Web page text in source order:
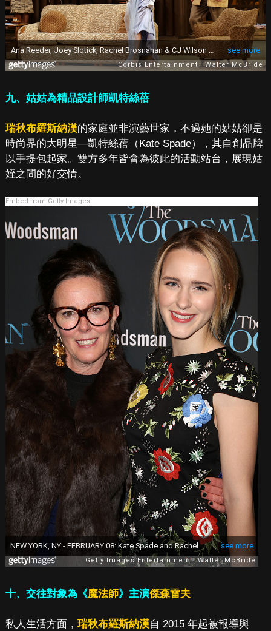
九、姑姑為精品設計師凱特絲蓓
瑞秋布羅斯納漢的家庭並非演藝世家，不過她的姑姑卻是
時尚界的大明星—凱特絲蓓（Kate Spade），其自創品牌
以手提包起家。雙方多年皆會為彼此的活動站台，展現姑
姪之間的好交情。
Embed from Getty Images
十、交往對象為《魔法師》主演傑森雷夫
私人生活方面， 瑞秋布羅斯納漢自 2015 年起被報導與